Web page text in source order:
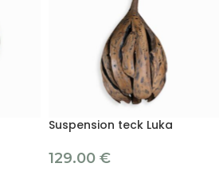
Suspension teck Luka
129.00 €